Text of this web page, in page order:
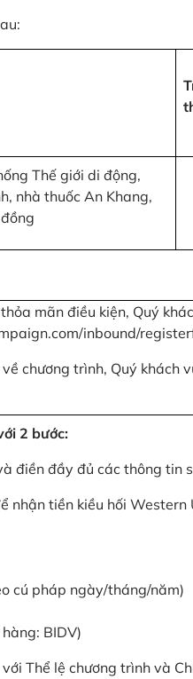
Thế giới di động,
nhà thuốc An Khang,
mãn điều kiện, Quý
inbound/
chương trình, Quý khách
2 bước:
điền đầy đủ các thông tin
nhận tiền kiều hối
cú pháp ngày/tháng/năm)
BIDV)
Thể lệ chương trình và